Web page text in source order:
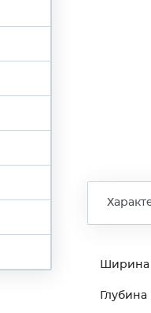
Ширина
Глубина